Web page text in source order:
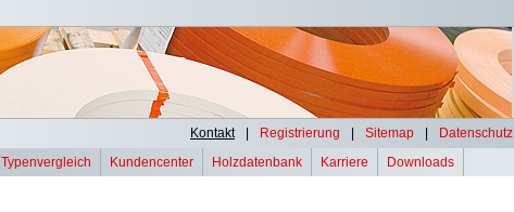
Kontakt Registrierung Sitemap Datenschutz
Typenvergleich Kundencenter Holzdatenbank Karriere Downloads